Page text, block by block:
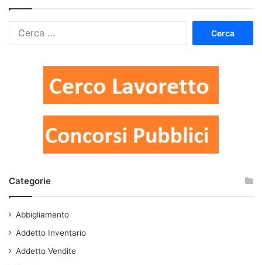
Categorie
Abbigliamento
Addetto Inventario
Addetto Vendite